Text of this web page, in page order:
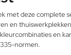
met deze complete
en
en
normen.